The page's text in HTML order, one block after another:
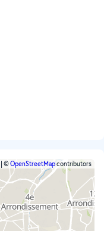
©OpenStreetMapcontributors